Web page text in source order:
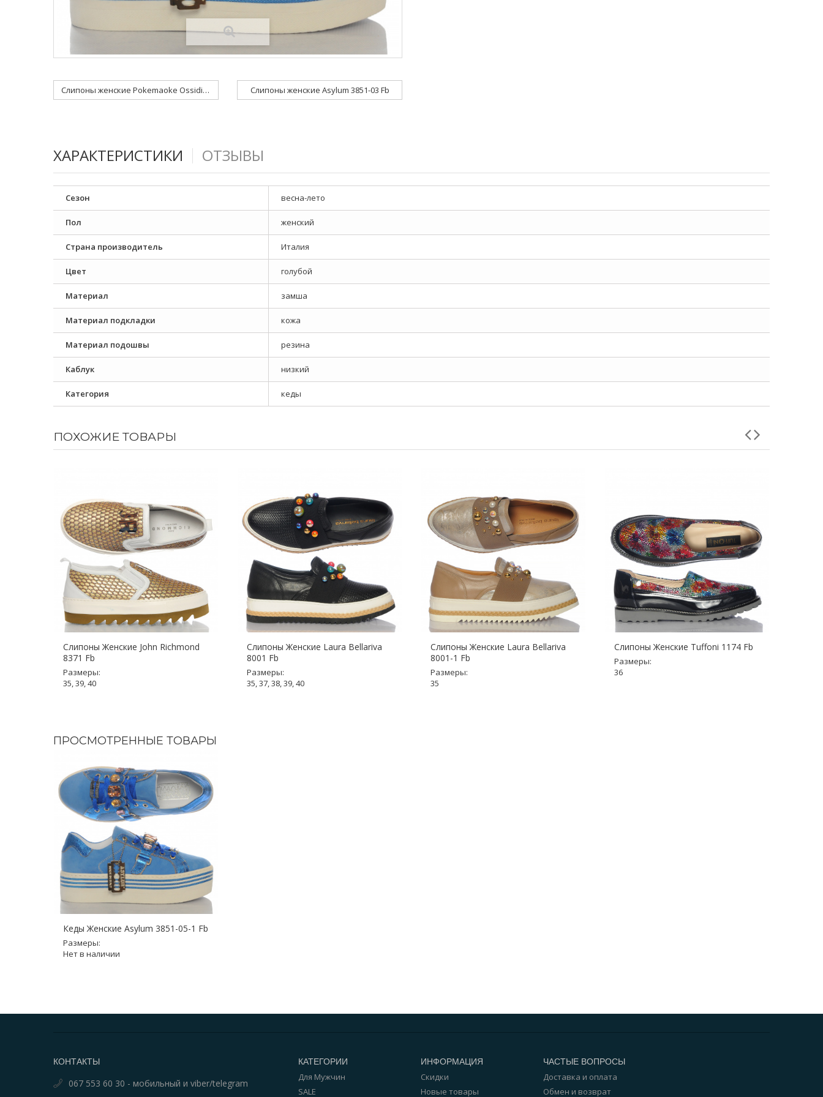
Слипоны женские Pokemaoke Ossidiana... Слипоны женские Asylum 3851-03 Fb
ХАРАКТЕРИСТИКИ ОТЗЫВЫ
Сезон весна-лето
Пол женский
Страна производитель Италия
Цвет голубой
Материал замша
Материал подкладки кожа
Материал подошвы резина
Каблук низкий
Категория кеды
ПОХОЖИЕ ТОВАРЫ
Слипоны Женские John Richmond
8371 Fb
Размеры:
35, 39, 40
Слипоны Женские Laura Bellariva
8001 Fb
Размеры:
35, 37, 38, 39, 40
Слипоны Женские Laura Bellariva
8001-1 Fb
Размеры:
35
Слипоны Женские Tuffoni 1174 Fb
Размеры:
36
ПРОСМОТРЕННЫЕ ТОВАРЫ
Кеды Женские Asylum 3851-05-1 Fb
Размеры:
Нет в наличии
КОНТАКТЫ
067 553 60 30 - мобильный и viber/telegram
КАТЕГОРИИ
Для Мужчин
SALE
ИНФОРМАЦИЯ
Скидки
Новые товары
ЧАСТЫЕ ВОПРОСЫ
Доставка и оплата
Обмен и возврат